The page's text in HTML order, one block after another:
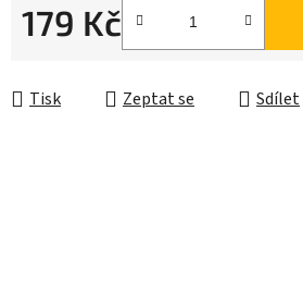
179 Kč
Tisk Zeptat se Sdílet